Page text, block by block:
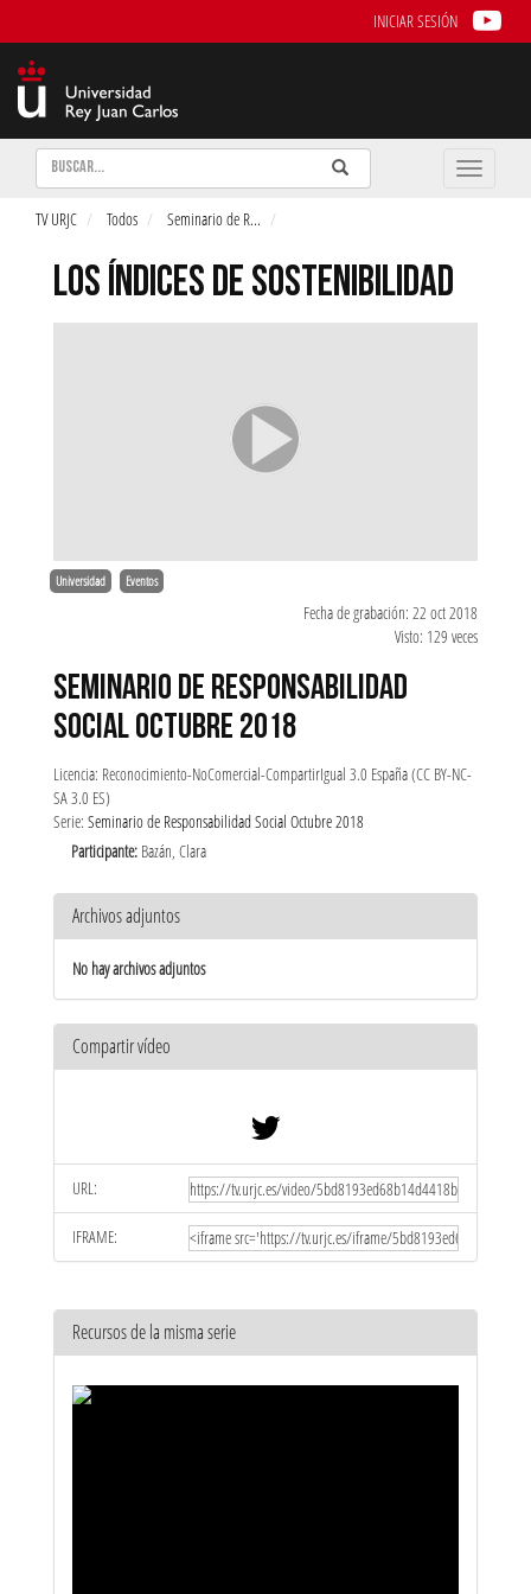
INICIAR SESIÓN
Buscar Enviar
Buscar
Toggle
TV URJC Todos Seminario de R...
LOS ÍNDICES DE SOSTENIBILIDAD
Universidad Eventos
Fecha de grabación: 22 oct 2018
Visto: 129 veces
SEMINARIO DE RESPONSABILIDAD
SOCIAL OCTUBRE 2018
Licencia: Reconocimiento-NoComercial-CompartirIgual 3.0 España (CC BY-NC-
SA 3.0 ES)
Serie: Seminario de Responsabilidad Social Octubre 2018
Participante: Bazán, Clara
Archivos adjuntos
No hay archivos adjuntos
Compartir vídeo
URL:
IFRAME:
Recursos de la misma serie